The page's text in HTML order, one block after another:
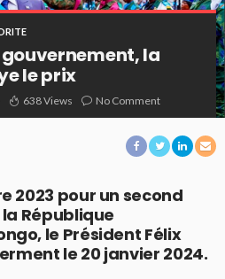
gouvernement, la
le prix
638 Views No Comment
2023 pour un second
République
le Président Félix
le 20 janvier 2024.